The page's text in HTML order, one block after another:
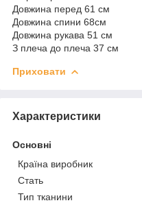
Довжина перед 61 см
Довжина спини 68см
Довжина рукава 51 см
З плеча до плеча 37 см
Приховати
Характеристики
Основні
Країна виробник
Стать
Тип тканини